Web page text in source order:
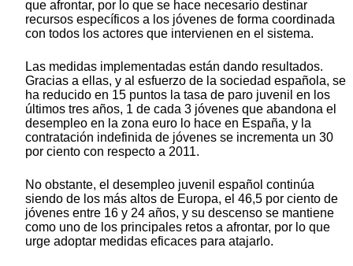
que afrontar, por lo que se hace necesario destinar
recursos específicos a los jóvenes de forma coordinada
con todos los actores que intervienen en el sistema.
Las medidas implementadas están dando resultados.
Gracias a ellas, y al esfuerzo de la sociedad española, se
ha reducido en 15 puntos la tasa de paro juvenil en los
últimos tres años, 1 de cada 3 jóvenes que abandona el
desempleo en la zona euro lo hace en España, y la
contratación indefinida de jóvenes se incrementa un 30
por ciento con respecto a 2011.
No obstante, el desempleo juvenil español continúa
siendo de los más altos de Europa, el 46,5 por ciento de
jóvenes entre 16 y 24 años, y su descenso se mantiene
como uno de los principales retos a afrontar, por lo que
urge adoptar medidas eficaces para atajarlo.